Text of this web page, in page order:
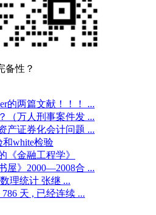
备性？
的两篇文献！！！ ...
（万人刑事案件发 ...
产证券化会计问题 ...
和white检验
《金融工程学》
屋》2000—2008合 ...
理统计 张继 ...
天 , 已经连续 ...